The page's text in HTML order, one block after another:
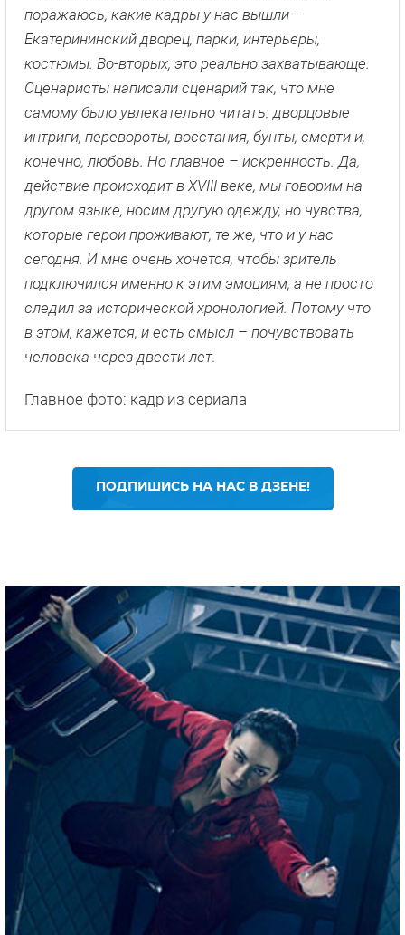
поражаюсь, какие кадры у нас вышли –
Екатерининский дворец, парки, интерьеры,
костюмы. Во-вторых, это реально захватывающе.
Сценаристы написали сценарий так, что мне
самому было увлекательно читать: дворцовые
интриги, перевороты, восстания, бунты, смерти и,
конечно, любовь. Но главное – искренность. Да,
действие происходит в XVIII веке, мы говорим на
другом языке, носим другую одежду, но чувства,
которые герои проживают, те же, что и у нас
сегодня. И мне очень хочется, чтобы зритель
подключился именно к этим эмоциям, а не просто
следил за исторической хронологией. Потому что
в этом, кажется, и есть смысл – почувствовать
человека через двести лет.
Главное фото: кадр из сериала
ПОДПИШИСЬ НА НАС В ДЗЕНЕ!